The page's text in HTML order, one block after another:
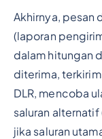
Akhirnya, pesan
(laporan
dalam hitungan
diterima,
DLR, mencoba
saluran
jika saluran